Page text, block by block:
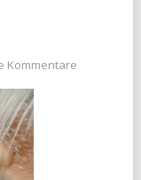
Kommentare